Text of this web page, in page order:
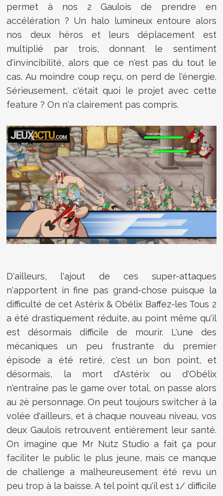
permet à nos 2 Gaulois de prendre en
accélération ? Un halo lumineux entoure alors
nos deux héros et leurs déplacement est
multiplié par trois, donnant le sentiment
d'invincibilité, alors que ce n'est pas du tout le
cas. Au moindre coup reçu, on perd de l'énergie.
Sérieusement, c'était quoi le projet avec cette
feature ? On n'a clairement pas compris.
D'ailleurs, l'ajout de ces super-attaques
n'apportent in fine pas grand-chose puisque la
difficulté de cet Astérix & Obélix Baffez-les Tous 2
a été drastiquement réduite, au point même qu'il
est désormais difficile de mourir. L'une des
mécaniques un peu frustrante du premier
épisode a été retiré, c'est un bon point, et
désormais, la mort d'Astérix ou d'Obélix
n'entraîne pas le game over total, on passe alors
au 2è personnage. On peut toujours switcher à la
volée d'ailleurs, et à chaque nouveau niveau, vos
deux Gaulois retrouvent entièrement leur santé.
On imagine que Mr Nutz Studio a fait ça pour
faciliter le public le plus jeune, mais ce manque
de challenge a malheureusement été revu un
peu trop à la baisse. A tel point qu'il est 1/ difficile